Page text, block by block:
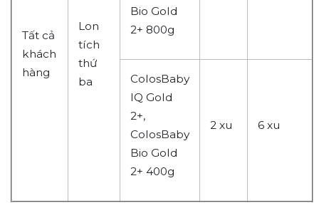
Tất cả
khách
hàng
Lon
tích
thứ
ba
Bio Gold
2+ 800g
ColosBaby
IQ Gold
2+,
ColosBaby
Bio Gold
2+ 400g
2 xu 6 xu